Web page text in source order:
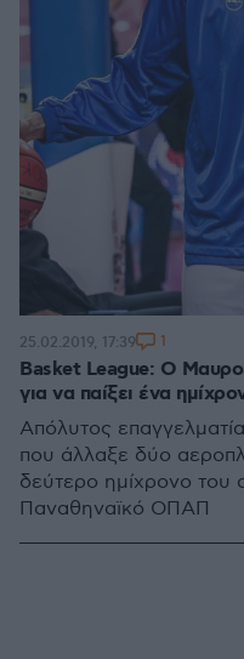
Basket League: Ο
για να παίξει ένα
Απόλυτος
που άλλαξε δύο
δεύτερο ημίχρονο
Παναθηναϊκό ΟΠΑΠ
25.02.2019, 17:39 1